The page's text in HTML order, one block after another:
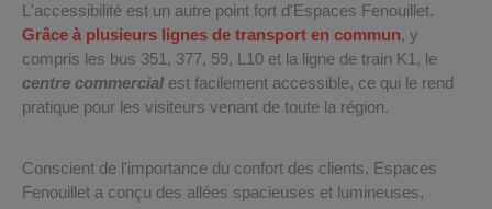
L'accessibilité est un autre point fort d'Espaces Fenouillet.
Grâce à plusieurs lignes de transport en commun, y
compris les bus 351, 377, 59, L10 et la ligne de train K1, le
centre commercial est facilement accessible, ce qui le rend
pratique pour les visiteurs venant de toute la région.
Conscient de l'importance du confort des clients, Espaces
Fenouillet a conçu des allées spacieuses et lumineuses,